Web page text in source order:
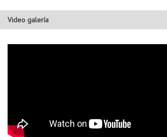
Video galería